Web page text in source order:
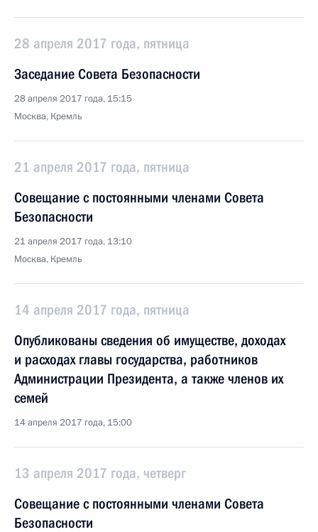
28 апреля 2017 года, пятница
Заседание Совета Безопасности
28 апреля 2017 года, 15:15
Москва, Кремль
21 апреля 2017 года, пятница
Совещание с постоянными членами Совета
Безопасности
21 апреля 2017 года, 13:10
Москва, Кремль
14 апреля 2017 года, пятница
Опубликованы сведения об имуществе, доходах
и расходах главы государства, работников
Администрации Президента, а также членов их
семей
14 апреля 2017 года, 15:00
13 апреля 2017 года, четверг
Совещание с постоянными членами Совета
Безопасности